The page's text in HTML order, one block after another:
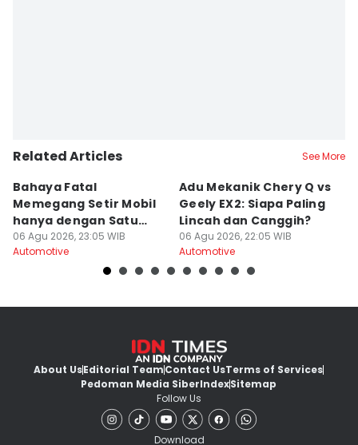
Related Articles See More
Bahaya Fatal
Memegang Setir Mobil
hanya dengan Satu
Tangan
06 Agu 2026, 23:05 WIB
Automotive
Adu Mekanik Chery Q vs
Geely EX2: Siapa Paling
Lincah dan Canggih?
06 Agu 2026, 22:05 WIB
Automotive
About UsEditorial TeamContact UsTerms of Services
Pedoman Media SiberIndexSitemap
Follow Us
Download